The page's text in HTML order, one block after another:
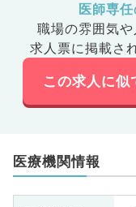
医、脊
医師専
職場の雰囲気や
求人票に掲載さ
この求人に似
医療機関情報